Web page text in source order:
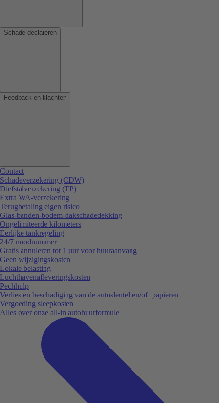
Schade declareren
Feedback en klachten
Contact
Schadeverzekering (CDW)
Diefstalverzekering (TP)
Extra WA-verzekering
Terugbetaling eigen risico
Glas-banden-bodem-dakschadedekking
Ongelimiteerde kilometers
Eerlijke tankregeling
24/7 noodnummer
Gratis annuleren tot 1 uur voor huuraanvang
Geen wijzigingskosten
Lokale belasting
Luchthavenafleveringskosten
Pechhulp
Verlies en beschadiging van de autosleutel en/of -papieren
Vergoeding sleepkosten
Alles over onze all-in autohuurformule